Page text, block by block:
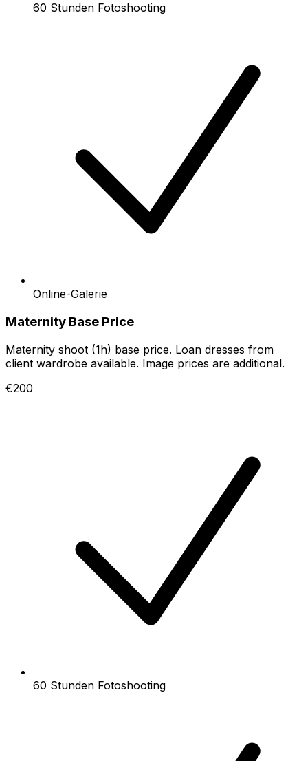
60 Stunden Fotoshooting
Online-Galerie
Maternity Base Price
Maternity shoot (1h) base price. Loan dresses from
client wardrobe available. Image prices are additional.
€200
60 Stunden Fotoshooting